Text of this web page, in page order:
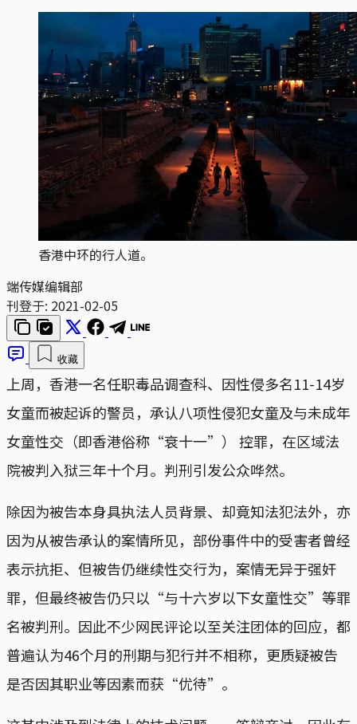
香港中环的行人道。
端传媒编辑部
刊登于: 2021-02-05
收藏
上周，香港一名任职毒品调查科、因性侵多名11-14岁
女童而被起诉的警员，承认八项性侵犯女童及与未成年
女童性交（即香港俗称“衰十一”） 控罪，在区域法
院被判入狱三年十个月。判刑引发公众哗然。
除因为被告本身具执法人员背景、却竟知法犯法外，亦
因为从被告承认的案情所见，部份事件中的受害者曾经
表示抗拒、但被告仍继续性交行为，案情无异于强奸
罪，但最终被告仍只以“与十六岁以下女童性交”等罪
名被判刑。因此不少网民评论以至关注团体的回应，都
普遍认为46个月的刑期与犯行并不相称，更质疑被告
是否因其职业等因素而获“优待”。